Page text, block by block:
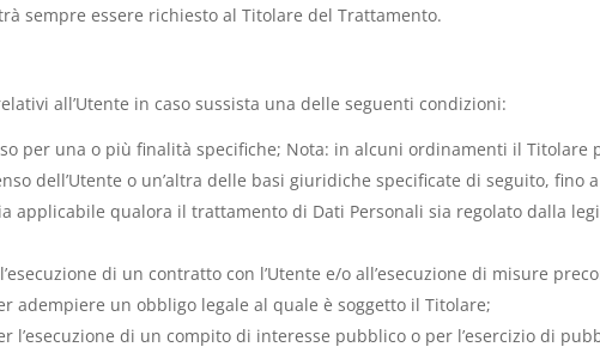
sempre essere richiesto al Titolare del Trattamento.
all’Utente in caso sussista una delle seguenti condizioni:
per una o più finalità specifiche; Nota: in alcuni ordinamenti il Titolare
dell’Utente o un’altra delle basi giuridiche specificate di seguito, fino
applicabile qualora il trattamento di Dati Personali sia regolato dalla
di un contratto con l’Utente e/o all’esecuzione di misure
adempiere un obbligo legale al quale è soggetto il Titolare;
l’esecuzione di un compito di interesse pubblico o per l’esercizio di